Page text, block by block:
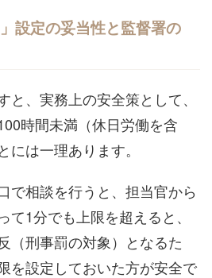
設定の妥当性と監督署の
、実務上の安全策として、
時間未満（休日労働を含
には一理あります。
で相談を行うと、担当官から
て1分でも上限を超えると、
（刑事罰の対象）となるた
を設定しておいた方が安全で